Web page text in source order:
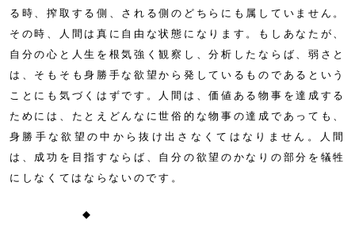
る時、搾取する側、される側のどちらにも属していません。
その時、人間は真に自由な状態になります。もしあなたが、
自分の心と人生を根気強く観察し、分析したならば、弱さと
は、そもそも身勝手な欲望から発しているものであるという
ことにも気づくはずです。人間は、価値ある物事を達成する
ためには、たとえどんなに世俗的な物事の達成であっても、
身勝手な欲望の中から抜け出さなくてはなりません。人間
は、成功を目指すならば、自分の欲望のかなりの部分を犠牲
にしなくてはならないのです。
◆